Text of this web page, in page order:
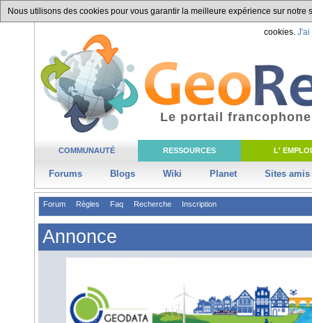
Nous utilisons des cookies pour vous garantir la meilleure expérience sur
cookies. J'ai
COMMUNAUTÉ RESSOURCES L' EMPLOI
Forums Blogs Wiki Planet Sites amis
Le portail
Forum Règles Faq Recherche Inscription
Annonce